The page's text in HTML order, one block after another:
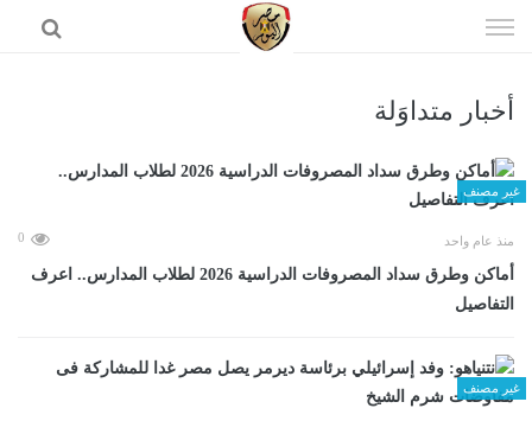
الى
أخبار متداوَلة
غير مصنف
منذ عام واحد 0
أماكن وطرق سداد المصروفات الدراسية 2026 لطلاب المدارس.. اعرف
التفاصيل
غير مصنف